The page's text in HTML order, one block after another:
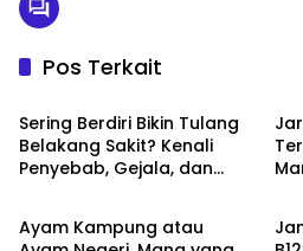
Pos Terkait
Health
Sering Berdiri Bikin Tulang
Belakang Sakit? Kenali
Penyebab, Gejala, dan
Health
Ayam Kampung atau